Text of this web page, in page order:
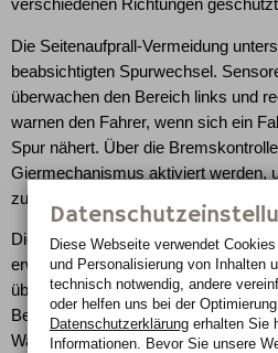
verschiedenen Richtungen
Die Seitenaufprall-Vermeidung
beabsichtigten Spurwechsel.
überwachen den Bereich links und
warnen den Fahrer, wenn sich ein
Spur nähert. Über die
Giermechanismus aktiviert werden,
zu vermeiden.
Die Heckaufprall-Vermeidung BCP
erweiterte Parkhilfe. Beim Einlegen
überwachen Sensoren am Heck
Bereich hinter dem Auto. Wird ein
Warnsignal. Im Anschluss werden
Diese Webseite verwendet
und Personalisierung von Inhalten
technisch notwendig, andere
oder helfen uns bei der
Datenschutzerklärungerhalten Sie
Informationen. Bevor Sie unsere